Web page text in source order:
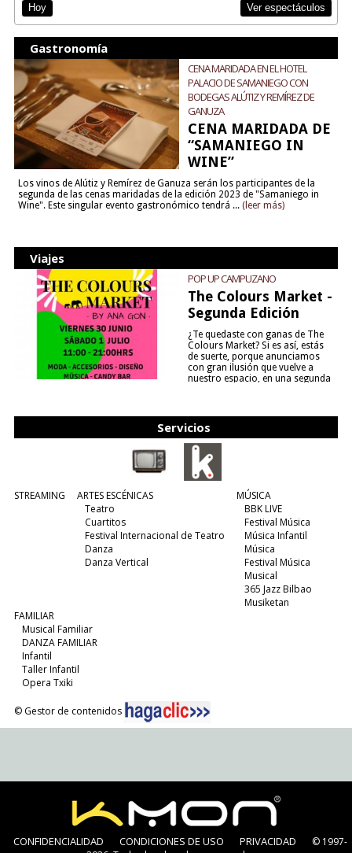
Hoy Ver espectáculos
Gastronomía
CENA MARIDADA EN EL HOTEL
PALACIO DE SAMANIEGO CON
BODEGAS ALÚTIZ Y REMÍREZ DE
GANUZA
CENA MARIDADA DE
“SAMANIEGO IN
WINE”
Los vinos de Alútiz y Remírez de Ganuza serán los participantes de la
segunda de las cenas maridadas de la edición 2023 de "Samaniego in
Wine". Este singular evento gastronómico tendrá ... (leer más)
Viajes
POP UP CAMPUZANO
The Colours Market -
Segunda Edición
¿Te quedaste con ganas de The
Colours Market? Si es así, estás
de suerte, porque anunciamos
con gran ilusión que vuelve a
nuestro espacio, en una segunda
Servicios
STREAMING
ARTES ESCÉNICAS
Teatro
Cuartitos
Festival Internacional de Teatro
Danza
Danza Vertical
MÚSICA
BBK LIVE
Festival Música
Música Infantil
Música
Festival Música
Musical
365 Jazz Bilbao
Musiketan
FAMILIAR
Musical Familiar
DANZA FAMILIAR
Infantil
Taller Infantil
Opera Txiki
© Gestor de contenidos
CONFIDENCIALIDAD CONDICIONES DE USO PRIVACIDAD
© 1997-